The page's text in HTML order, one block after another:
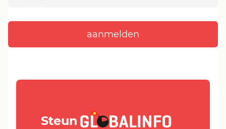
Steun GLOBALINFO.nl